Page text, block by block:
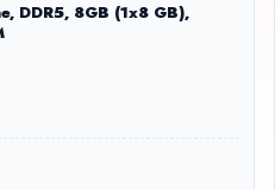
DDR5, 8GB (1x8 GB),